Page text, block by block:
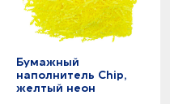
Бумажный
наполнитель Chip,
желтый неон